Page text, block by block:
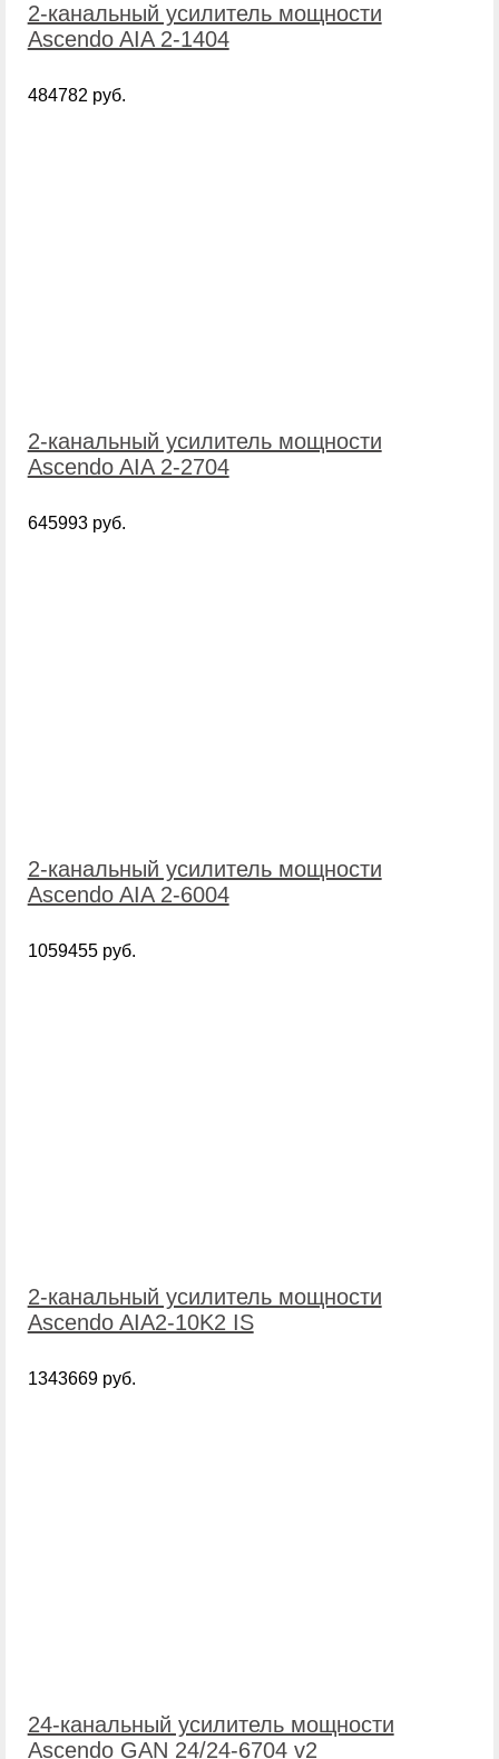
2-канальный усилитель мощности
Ascendo AIA 2-1404
484782 руб.
2-канальный усилитель мощности
Ascendo AIA 2-2704
645993 руб.
2-канальный усилитель мощности
Ascendo AIA 2-6004
1059455 руб.
2-канальный усилитель мощности
Ascendo AIA2-10K2 IS
1343669 руб.
24-канальный усилитель мощности
Ascendo GAN 24/24-6704 v2